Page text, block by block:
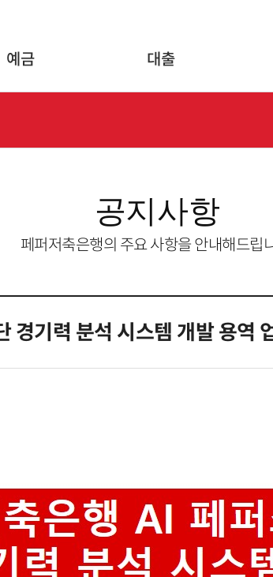
예금 대출
공지사항
페퍼저축은행의 주요 사항을 안내해드립
경기력 분석 시스템 개발 용역